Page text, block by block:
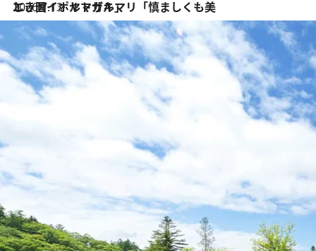
2026.7.13
エッセイ・ヤマザキマリ「慎ましくも美しき国 ポルトガル」